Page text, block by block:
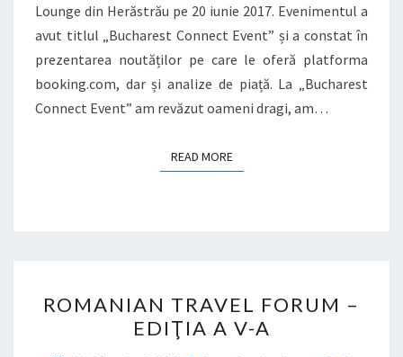
Lounge din Herăstrău pe 20 iunie 2017. Evenimentul a
avut titlul „Bucharest Connect Event” și a constat în
prezentarea noutăților pe care le oferă platforma
booking.com, dar și analize de piață. La „Bucharest
Connect Event” am revăzut oameni dragi, am…
READ MOREREAD MORE
TRAVEL
FORUM
ROMANIAN TRAVEL FORUM –
EDIŢIA A V-A